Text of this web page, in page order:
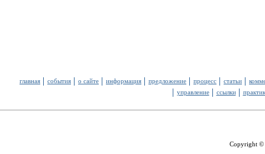
главная события о сайте информация предложение процесс статьи
управление
ссылки
Copyright ©